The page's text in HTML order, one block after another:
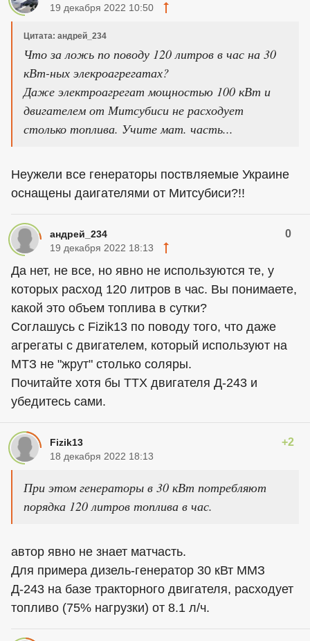
19 декабря 2022 10:50
Цитата: андрей_234
Что за ложь по поводу 120 литров в час на 30
кВт-ных элекроагрегатах?
Даже электроагрегат мощностью 100 кВт и
двигателем от Митсубиси не расходует
столько топлива. Учите мат. часть...
Неужели все генераторы поствляемые Украине
оснащены даигателями от Митсубиси?!!
андрей_234 0
19 декабря 2022 18:13
Да нет, не все, но явно не используются те, у
которых расход 120 литров в час. Вы понимаете,
какой это объем топлива в сутки?
Соглашусь с Fizik13 по поводу того, что даже
агрегаты с двигателем, который используют на
МТЗ не "жрут" столько соляры.
Почитайте хотя бы ТТХ двигателя Д-243 и
убедитесь сами.
Fizik13 +2
18 декабря 2022 18:13
При этом генераторы в 30 кВт потребляют
порядка 120 литров топлива в час.
автор явно не знает матчасть.
Для примера дизель-генератор 30 кВт ММЗ
Д-243 на базе тракторного двигателя, расходует
топливо (75% нагрузки) от 8.1 л/ч.